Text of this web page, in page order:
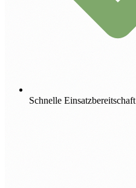
Schnelle Einsatzbereitschaft